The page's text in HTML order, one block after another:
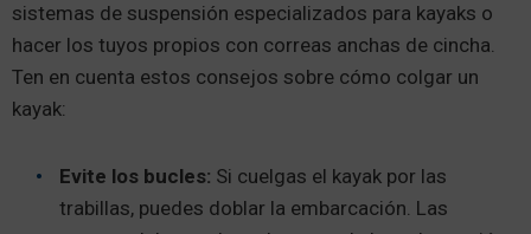
sistemas de suspensión especializados para kayaks o
hacer los tuyos propios con correas anchas de cincha.
Ten en cuenta estos consejos sobre cómo colgar un
kayak:
Evite los bucles: Si cuelgas el kayak por las
trabillas, puedes doblar la embarcación. Las